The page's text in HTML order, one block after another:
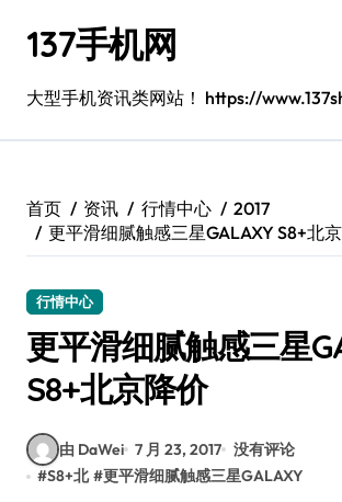
137手机网
大型手机资讯类网站！ https://
首页 资讯 行情中心
2017
更平滑细腻触感三星GALAXY S8+北
行情中心
更平滑细腻触感三星
S8+北京降价
由 DaWei 7 月 23, 2017 没有评论
#S8+北 #更平滑细腻触感三星GALAXY